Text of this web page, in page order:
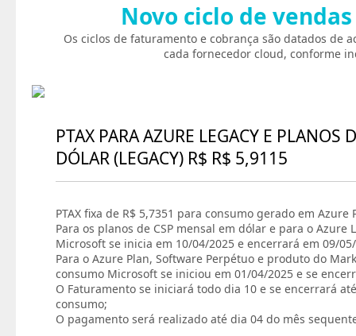
Novo ciclo de
Os ciclos de faturamento e cobrança são datados de
cada fornecedor cloud, conforme
PTAX PARA AZURE LEGACY E PLANOS
DÓLAR (LEGACY) R$ R$ 5,9115
PTAX fixa de R$ 5,7351 para consumo gerado em Azure
Para os planos de CSP mensal em dólar e para o Azure
Microsoft se inicia em 10/04/2025 e encerrará em 09/
Para o Azure Plan, Software Perpétuo e produto do
consumo Microsoft se iniciou em 01/04/2025 e se
O Faturamento se iniciará todo dia 10 e se encerrará
consumo;
O pagamento será realizado até dia 04 do mês